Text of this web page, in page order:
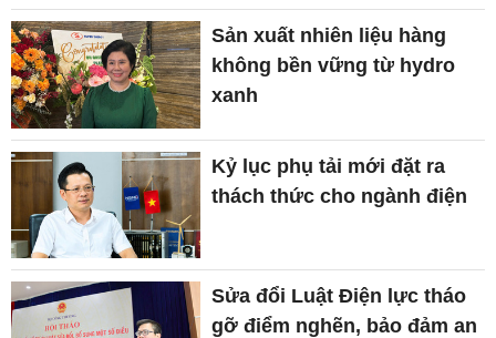
Sản xuất nhiên liệu hàng
không bền vững từ hydro
xanh
Kỷ lục phụ tải mới đặt ra
thách thức cho ngành điện
Sửa đổi Luật Điện lực tháo
gỡ điểm nghẽn, bảo đảm an